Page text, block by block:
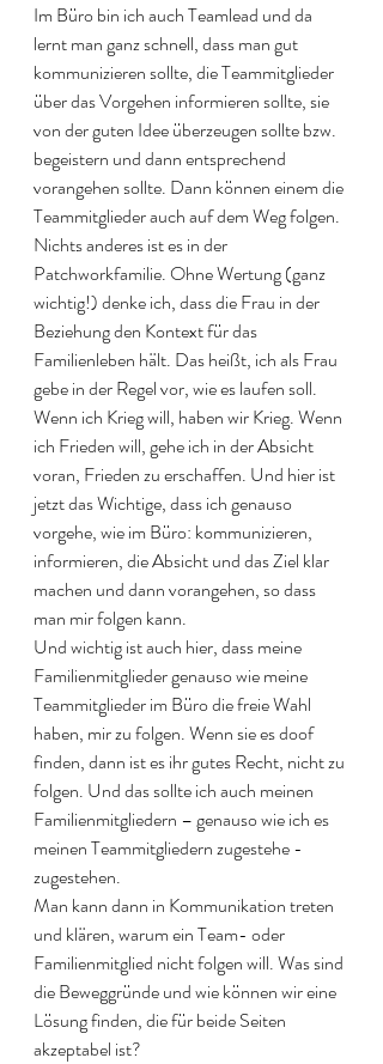
Im Büro bin ich auch Teamlead und da
lernt man ganz schnell, dass man gut
kommunizieren sollte, die Teammitglieder
über das Vorgehen informieren sollte, sie
von der guten Idee überzeugen sollte bzw.
begeistern und dann entsprechend
vorangehen sollte. Dann können einem die
Teammitglieder auch auf dem Weg folgen.
Nichts anderes ist es in der
Patchworkfamilie. Ohne Wertung (ganz
wichtig!) denke ich, dass die Frau in der
Beziehung den Kontext für das
Familienleben hält. Das heißt, ich als Frau
gebe in der Regel vor, wie es laufen soll.
Wenn ich Krieg will, haben wir Krieg. Wenn
ich Frieden will, gehe ich in der Absicht
voran, Frieden zu erschaffen. Und hier ist
jetzt das Wichtige, dass ich genauso
vorgehe, wie im Büro: kommunizieren,
informieren, die Absicht und das Ziel klar
machen und dann vorangehen, so dass
man mir folgen kann.
Und wichtig ist auch hier, dass meine
Familienmitglieder genauso wie meine
Teammitglieder im Büro die freie Wahl
haben, mir zu folgen. Wenn sie es doof
finden, dann ist es ihr gutes Recht, nicht zu
folgen. Und das sollte ich auch meinen
Familienmitgliedern – genauso wie ich es
meinen Teammitgliedern zugestehe -
zugestehen.
Man kann dann in Kommunikation treten
und klären, warum ein Team- oder
Familienmitglied nicht folgen will. Was sind
die Beweggründe und wie können wir eine
Lösung finden, die für beide Seiten
akzeptabel ist?